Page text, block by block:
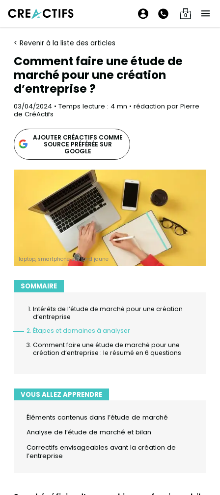
0
< Revenir à la liste des articles
Comment faire une étude de
marché pour une création
d’entreprise ?
03/04/2024 • Temps lecture : 4 mn • rédaction par Pierre
de CréActifs
AJOUTER CRÉACTIFS COMME
SOURCE PRÉFÉRÉE SUR
GOOGLE
laptop, smartphone sur fond jaune
SOMMAIRE
Intérêts de l’étude de marché pour une création
d’entreprise
Étapes et domaines à analyser
Comment faire une étude de marché pour une
création d’entreprise : le résumé en 6 questions
VOUS ALLEZ APPRENDRE
Éléments contenus dans l’étude de marché
Analyse de l’étude de marché et bilan
Correctifs envisageables avant la création de
l’entreprise